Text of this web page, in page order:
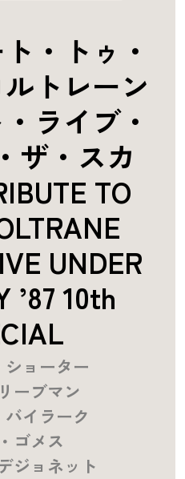
・トゥ・
トレーン
ライブ・
ザ・スカ
TO
UNDER
’87 10th
ョーター
ーブマン
バイラーク
ゴメス
ジョネット